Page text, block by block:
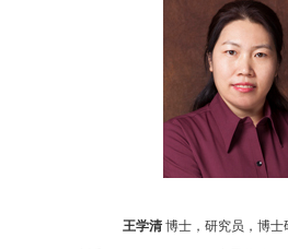
王学清博士，研究员，博士